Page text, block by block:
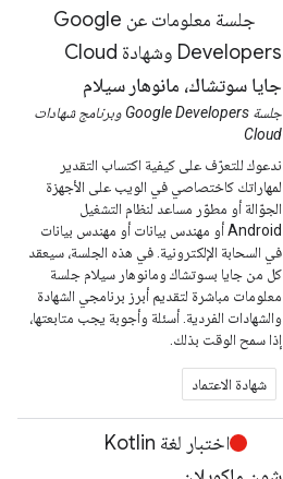
جلسة معلومات عن Google
Developers وشهادة Cloud
جايا سوتشاك، مانوهار سيلام
جلسة Google Developers وبرنامج شهادات
Cloud
ندعوك للتعرّف على كيفية اكتساب التقدير
لمهاراتك كاختصاصي في الويب على الأجهزة
الجوّالة أو مطوّر مساعد لنظام التشغيل
Android أو مهندس بيانات أو مهندس بيانات
في السحابة الإلكترونية. في هذه الجلسة، سيعقد
كل من جايا بسوتشاك ومانوهار سيلام جلسة
معلومات مباشرة لتقديم أبرز برنامجي الشهادة
والشهادات الفردية. أسئلة وأجوبة يجب متابعتها،
إذا سمح الوقت بذلك.
شهادة الاعتماد
اختبار لغة Kotlin